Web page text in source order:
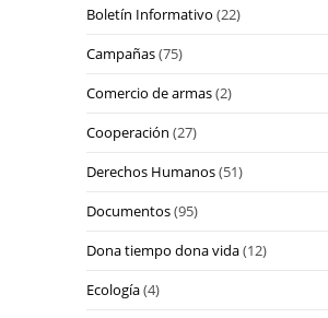
Boletín Informativo (22)
Campañas(75)
Comercio de armas(2)
Cooperación (27)
Derechos Humanos(51)
Documentos(95)
Dona tiempo dona vida(12)
Ecología(4)